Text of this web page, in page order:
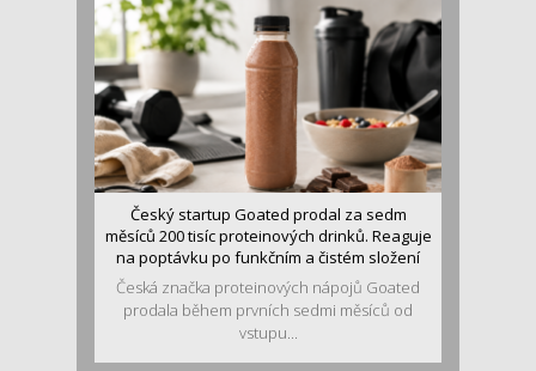
Český startup Goated prodal za sedm
měsíců 200 tisíc proteinových drinků. Reaguje
na poptávku po funkčním a čistém složení
Česká značka proteinových nápojů Goated
prodala během prvních sedmi měsíců od
vstupu...